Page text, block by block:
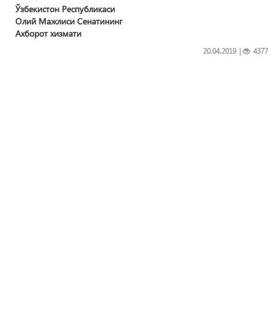
Ўзбекистон Республикаси
Олий Мажлиси Сенатининг
Ахборот хизмати
| 4377
20.04.2019